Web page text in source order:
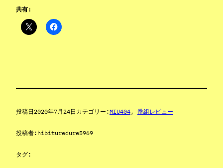
共有:
投稿日2020年7月24日 カテゴリー:MIU404, 番組レビュー
投稿者: hibituredure5969
タグ: